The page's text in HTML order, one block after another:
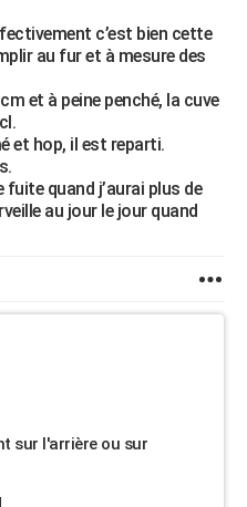
c’est bien cette
au fur et à mesure des
et à peine penché, la cuve
et hop, il est reparti.
fuite quand j’aurai plus de
au jour le jour quand
sur l'arrière ou sur